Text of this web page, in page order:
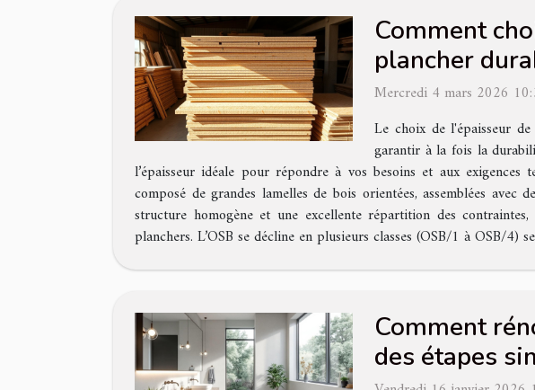
Comment
plancher
Mercredi 4 mars 2026
Le choix de l'épaisseur
garantir à la fois la
l’épaisseur idéale pour répondre à vos besoins et aux
composé de grandes lamelles de bois orientées, assemblées
structure homogène et une excellente répartition des
planchers. L’OSB se décline en plusieurs classes (OSB/1 à OSB/4)
Comment
des étapes